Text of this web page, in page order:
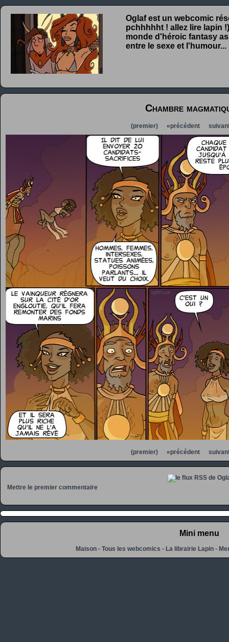
Oglaf est un webcomic
pchhhhht ! allez lire lapin
monde d'héroic fantasy
entre le sexe et l'humour...
Chambre
(premier) «précédent
(premier) «précédent
Mettre le premier commentaire
Mini menu
Maison -Tous les webcomics -La librairie Lapin -